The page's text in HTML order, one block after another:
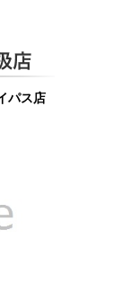
パス店